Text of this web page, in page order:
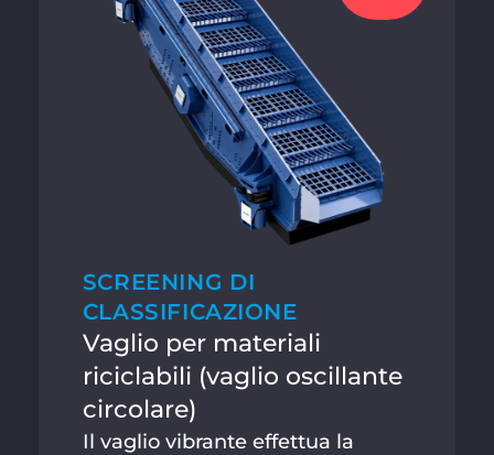
SCREENING DI
CLASSIFICAZIONE
Vaglio per materiali
riciclabili (vaglio oscillante
circolare)
Il vaglio vibrante effettua la